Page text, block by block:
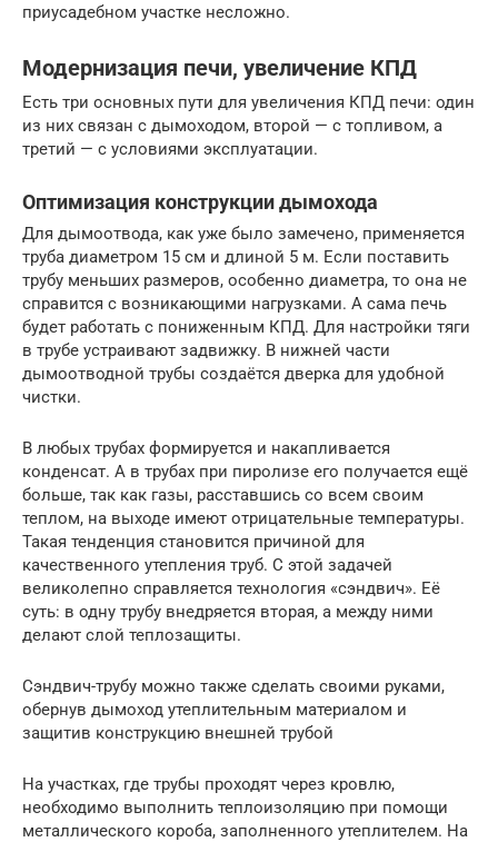
приусадебном участке несложно.
Модернизация печи, увеличение КПД
Есть три основных пути для увеличения КПД печи: один
из них связан с дымоходом, второй — с топливом, а
третий — с условиями эксплуатации.
Оптимизация конструкции дымохода
Для дымоотвода, как уже было замечено, применяется
труба диаметром 15 см и длиной 5 м. Если поставить
трубу меньших размеров, особенно диаметра, то она не
справится с возникающими нагрузками. А сама печь
будет работать с пониженным КПД. Для настройки тяги
в трубе устраивают задвижку. В нижней части
дымоотводной трубы создаётся дверка для удобной
чистки.
В любых трубах формируется и накапливается
конденсат. А в трубах при пиролизе его получается ещё
больше, так как газы, расставшись со всем своим
теплом, на выходе имеют отрицательные температуры.
Такая тенденция становится причиной для
качественного утепления труб. С этой задачей
великолепно справляется технология «сэндвич». Её
суть: в одну трубу внедряется вторая, а между ними
делают слой теплозащиты.
Сэндвич-трубу можно также сделать своими руками,
обернув дымоход утеплительным материалом и
защитив конструкцию внешней трубой
На участках, где трубы проходят через кровлю,
необходимо выполнить теплоизоляцию при помощи
металлического короба, заполненного утеплителем. На